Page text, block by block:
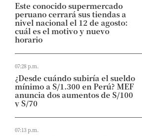
Este conocido supermercado
peruano cerrará sus tiendas a
nivel nacional el 12 de agosto:
cuál es el motivo y nuevo
horario
07:28 p.m.
¿Desde cuándo subiría el sueldo
mínimo a S/1.300 en Perú? MEF
anuncia dos aumentos de S/100
y S/70
07:13 p.m.